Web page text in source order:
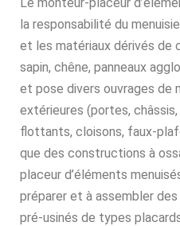
la responsabilité du
et les matériaux dérivés de
sapin, chêne, panneaux
et pose divers ouvrages de
extérieures (portes,
flottants, cloisons, faux-
que des constructions à
placeur d’éléments
préparer et à assembler
pré-usinés de types